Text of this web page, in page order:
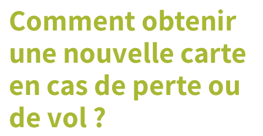
Comment obtenir
une nouvelle carte
en cas de perte ou
de vol ?